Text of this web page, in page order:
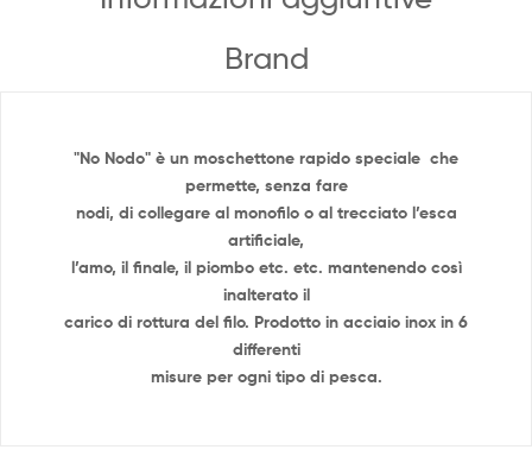
Brand
"No Nodo" è un moschettone rapido speciale che
permette, senza fare
nodi, di collegare al monofilo o al trecciato l’esca
artificiale,
l’amo, il finale, il piombo etc. etc. mantenendo così
inalterato il
carico di rottura del filo. Prodotto in acciaio inox in 6
differenti
misure per ogni tipo di pesca.